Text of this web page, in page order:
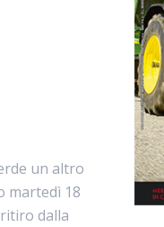
un altro
martedì 18
dalla